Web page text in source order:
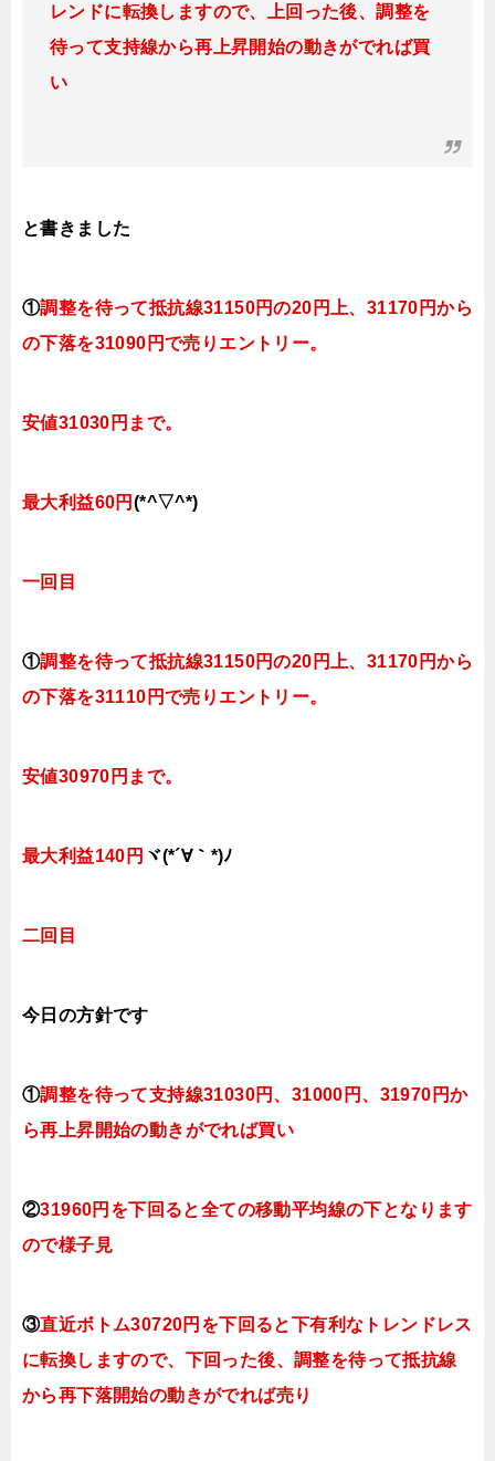
レンドに転換しますので、上回った後、調整を
待って支持線から再上昇開始の動きがでれば買
い
と書きました
①調整を待って抵抗線31150円の20円上、31170円から
の下落を31090円で売りエントリー。
安値31030円まで。
最大利益60円 (*^▽^*)
一回目
①調整を待って抵抗線31150円の20円上、31170円から
の下落を31110円で売りエントリー。
安値30970円まで。
最大利益140円 ヾ(*´∀｀*)ﾉ
二回目
今日 の方針です
①調整を待って支持線31030円、 31000円、31970円か
ら再上昇開始の動きがでれば買い
②31960円を下回ると全ての移動平均線の下となります
ので様子見
③直近ボトム30720円を下回ると下有利なトレンドレス
に転換しますので、下回った後、調整を待って抵抗線
から再下落開始の動きがでれば売り